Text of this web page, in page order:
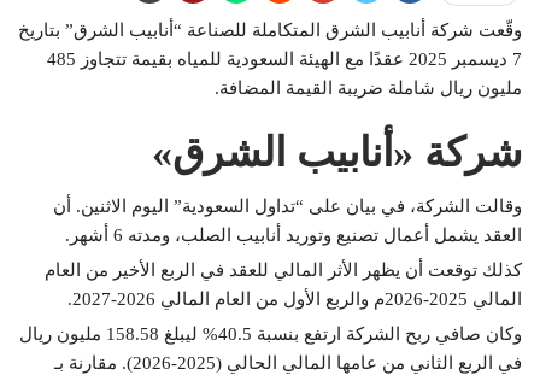
وقّعت شركة أنابيب الشرق المتكاملة للصناعة “أنابيب الشرق” بتاريخ
7 ديسمبر 2025 عقدًا مع الهيئة السعودية للمياه بقيمة تتجاوز 485
مليون ريال شاملة ضريبة القيمة المضافة.
شركة «أنابيب الشرق»
وقالت الشركة، في بيان على “تداول السعودية” اليوم الاثنين. أن
العقد يشمل أعمال تصنيع وتوريد أنابيب الصلب، ومدته 6 أشهر.
كذلك توقعت أن يظهر الأثر المالي للعقد في الربع الأخير من العام
المالي 2025-2026م والربع الأول من العام المالي 2026-2027.
وكان صافي ربح الشركة ارتفع بنسبة 40.5% ليبلغ 158.58 مليون ريال
في الربع الثاني من عامها المالي الحالي (2025-2026). مقارنة بـ